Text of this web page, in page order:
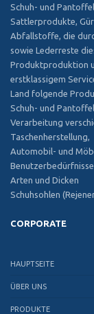
Schuh- und
Sattlerprodukte,
Abfallstoffe, die
sowie Lederreste
Produktproduktion
erstklassigem
Land folgende
Schuh- und
Verarbeitung
Taschenherstellung,
Automobil- und
Arten und Dicken
Schuhsohlen
CORPORATE
HAUPTSEITE
ÜBER UNS
PRODUKTE